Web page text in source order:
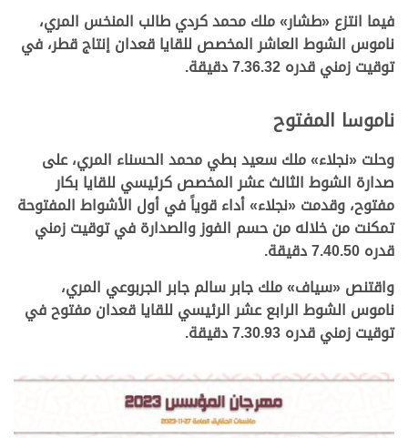
فيما انتزع«طشار»ملكمحمد كردي طالب المنخس المري،
ناموس الشوط العاشر المخصص للقايا قعدان إنتاج قطر، في
توقيت زمني قدره 7.36.32 دقيقة.
ناموسا المفتوح
وحلت«نجلاء»ملكسعيد بطي محمد الحسناء المري، على
صدارة الشوط الثالث عشر المخصص كرئيسي للقايا بكار
مفتوح، وقدمت«نجلاء»أداء قوياً في أول الأشواط المفتوحة
تمكنت من خلاله من حسم الفوز والصدارة في توقيت زمني
قدره 7.40.50 دقيقة.
واقتنص «سياف» ملك جابر سالم جابر الجربوعي المري،
ناموس الشوط الرابع عشر الرئيسي للقايا قعدان مفتوح في
توقيت زمني قدره 7.30.93 دقيقة.